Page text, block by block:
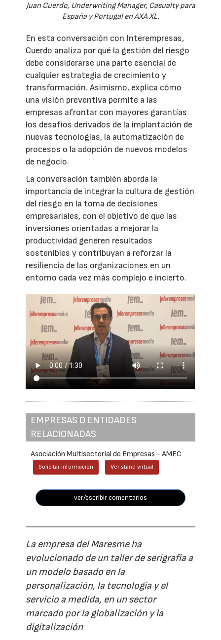
Juan Cuerdo, Underwriting Manager, Casualty para
España y Portugal en AXA XL.
En esta conversación con Interempresas,
Cuerdo analiza por qué la gestión del riesgo
debe considerarse una parte esencial de
cualquier estrategia de crecimiento y
transformación. Asimismo, explica cómo
una visión preventiva permite a las
empresas afrontar con mayores garantías
los desafíos derivados de la implantación de
nuevas tecnologías, la automatización de
procesos o la adopción de nuevos modelos
de negocio.
La conversación también aborda la
importancia de integrar la cultura de gestión
del riesgo en la toma de decisiones
empresariales, con el objetivo de que las
inversiones orientadas a mejorar la
productividad generen resultados
sostenibles y contribuyan a reforzar la
resiliencia de las organizaciones en un
entorno cada vez más complejo e incierto.
EMPRESAS O ENTIDADES
RELACIONADAS
Asociación Multisectorial de Empresas - AMEC
Solicitar información Ver stand virtual
ver/escribir comentarios
La empresa del Maresme ha
evolucionado de un taller de serigrafía a
un modelo basado en la
personalización, la tecnología y el
servicio a medida, en un sector
marcado por la globalización y la
digitalización